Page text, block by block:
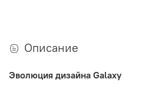
Описание
Эволюция дизайна Galaxy